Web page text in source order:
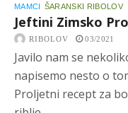
MAMCI ŠARANSKI RIBOLOV
Jeftini Zimsko
RIBOLOV 03/2021
Javilo nam se
napisemo nesto o
Proljetni recept za